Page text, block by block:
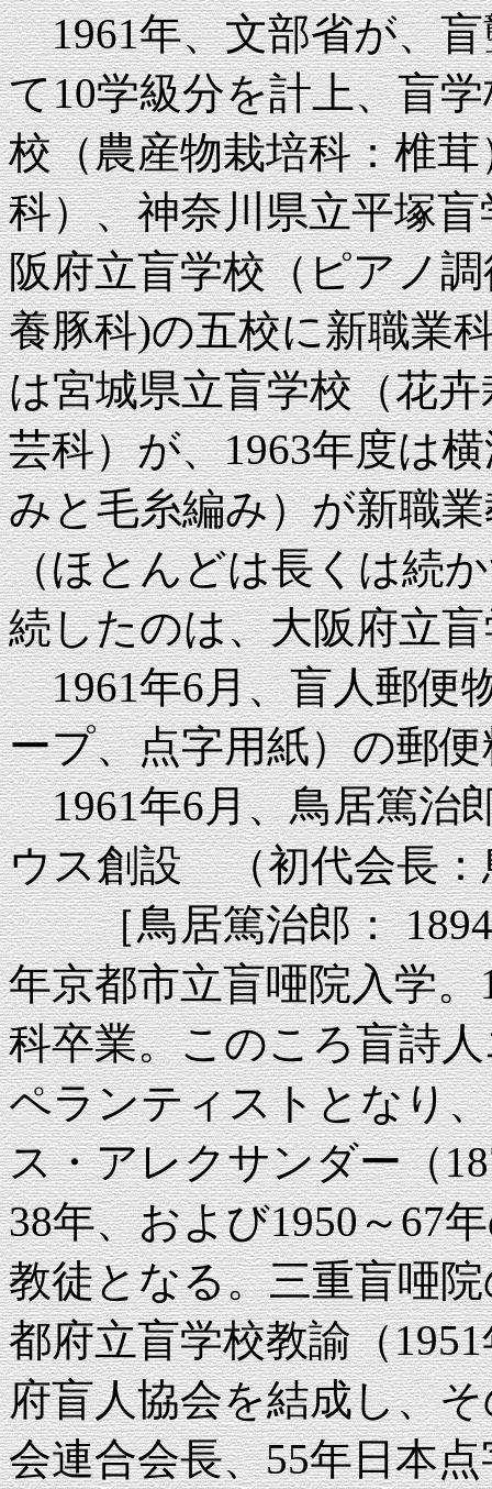
1961年、文部省が、盲
て10学級分を計上、盲
校（農産物栽培科：椎
科）、神奈川県立平塚
阪府立盲学校（ピアノ
養豚科)の五校に新職業
は宮城県立盲学校（花
芸科）が、1963年度は
みと毛糸編み）が新職
（ほとんどは長くは続
続したのは、大阪府立
1961年6月、盲人郵便
ープ、点字用紙）の郵
1961年6月、鳥居篤治
ウス創設 （初代会長：
［鳥居篤治郎： 1894
年京都市立盲唖院入学
科卒業。このころ盲詩
ペランティストとなり
ス・アレクサンダー（
38年、および1950～67
教徒となる。三重盲唖
都府立盲学校教諭（
府盲人協会を結成し、
会連合会長、55年日本